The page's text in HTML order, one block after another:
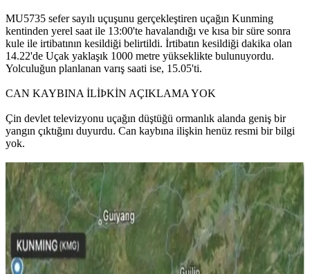
MU5735 sefer sayılı uçuşunu gerçekleştiren uçağın Kunming
kentinden yerel saat ile 13:00'te havalandığı ve kısa bir süre sonra
kule ile irtibatının kesildiği belirtildi. İrtibatın kesildiği dakika olan
14.22'de Uçak yaklaşık 1000 metre yükseklikte bulunuyordu.
Yolculuğun planlanan varış saati ise, 15.05'ti.
CAN KAYBINA İLİÞKİN AÇIKLAMA YOK
Çin devlet televizyonu uçağın düştüğü ormanlık alanda geniş bir
yangın çıktığını duyurdu. Can kaybına ilişkin henüz resmi bir bilgi
yok.